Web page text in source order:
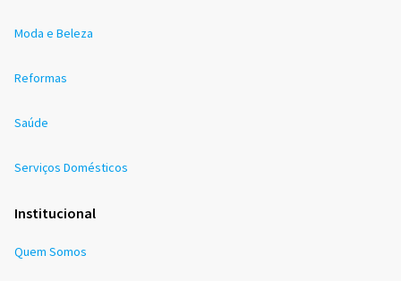
Moda e Beleza
Reformas
Saúde
Serviços Domésticos
Institucional
Quem Somos